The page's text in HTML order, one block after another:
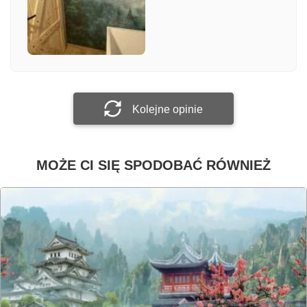
Załącz zdjęcie
Kolejne opinie
MOŻE CI SIĘ SPODOBAĆ RÓWNIEŻ